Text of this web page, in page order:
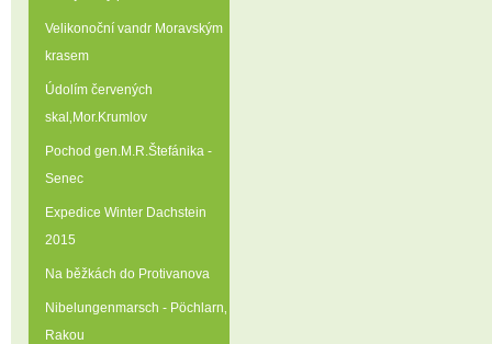
Velikonoční vandr Moravským
krasem
Údolím červených
skal‚Mor.Krumlov
Pochod gen.M.R.Štefánika -
Senec
Expedice Winter Dachstein
2015
Na běžkách do Protivanova
Nibelungenmarsch - Pöchlarn‚
Rakou